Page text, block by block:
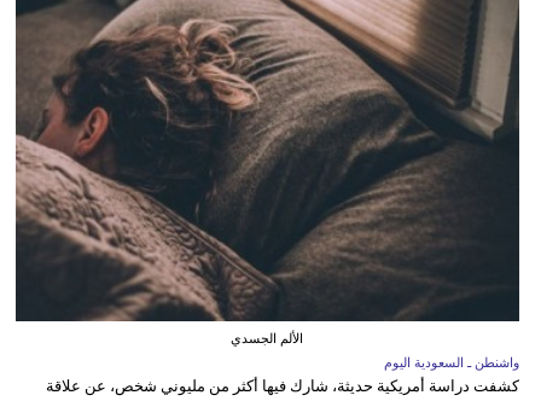
الألم الجسدي
واشنطن ـ السعودية اليوم
كشفت دراسة أمريكية حديثة، شارك فيها أكثر من مليوني شخص، عن علاقة